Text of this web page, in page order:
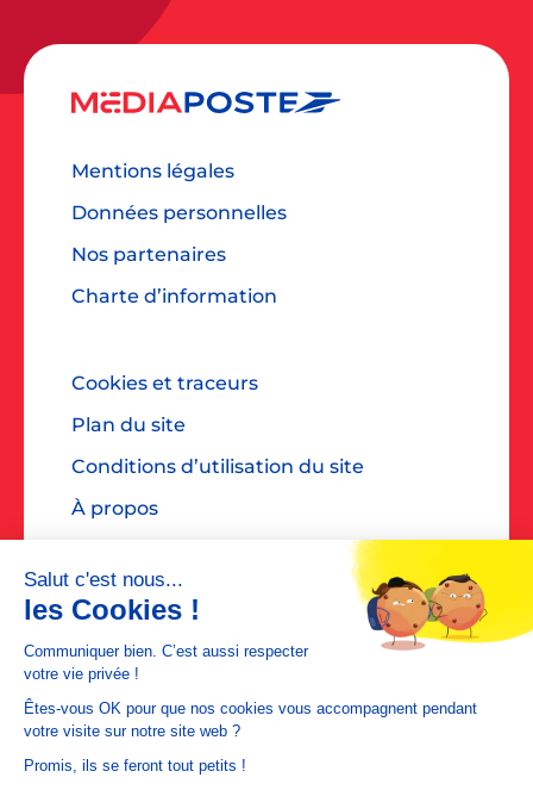
Mentions légales
Données personnelles
Nos partenaires
Charte d’information
Cookies et traceurs
Plan du site
Conditions d’utilisation du site
À propos
Accessibilité : non conforme
Contact presse : diane@dialoguespr.fr